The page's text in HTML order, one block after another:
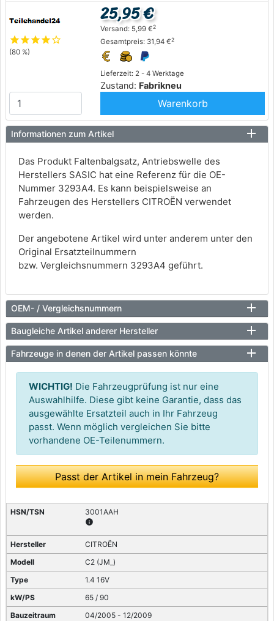
starstarstarstarstar_outline
(80 %)
Lieferzeit: 2 - 4 Werktage
Zustand: Fabrikneu
25,95 €
Versand: 5,99 €2
Gesamtpreis: 31,94 €2
Warenkorb
Informationen zum Artikel
Das Produkt Faltenbalgsatz, Antriebswelle des
Herstellers SASIC hat eine Referenz für die OE-
Nummer 3293A4. Es kann beispielsweise an
Fahrzeugen des Herstellers CITROËN verwendet
werden.
Der angebotene Artikel wird unter anderem unter den
Original Ersatzteilnummern
bzw. Vergleichsnummern 3293A4 geführt.
OEM- / Vergleichsnummern
Baugleiche Artikel anderer Hersteller
Fahrzeuge in denen der Artikel passen könnte
WICHTIG! Die Fahrzeugprüfung ist nur eine
Auswahlhilfe. Diese gibt keine Garantie, dass das
ausgewählte Ersatzteil auch in Ihr Fahrzeug
passt. Wenn möglich vergleichen Sie bitte
vorhandene OE-Teilenummern.
Passt der Artikel in mein Fahrzeug?
3001AAH
info
CITROËN
C2 (JM_)
1.4 16V
65 / 90
04/2005 - 12/2009